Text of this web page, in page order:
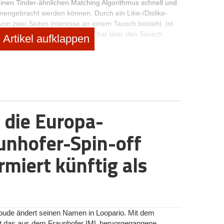
Tinder-ähnlichen Matching Algorithmus schnell und
werden können. Durch ein Like-/Dislike-
zwei Seiten Interesse an einem Tausch besteht. Ist
können im integrierten Chat über den Tausch
abschließen.
zu unserem ursprünglichen Produkt.
durch all die Fernsehshows das Bild der jungen,
über Nacht reich geworden sind und ihr Leben nun
(zumindest in den frühen Phasen) nicht viel zu
nach Australien, Thailand oder Indonesien gereist
Abenteuer zu erleben, saß ich vor meinem
von Swapper zusammenzubasteln.
Artikel aufklappen
Europa-
Spin-off
künftig als
ändert seinen Namen in Loopario. Mit dem